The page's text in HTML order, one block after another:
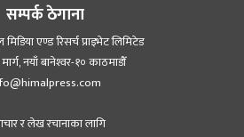
सम्पर्क ठेगाना
एण्ड रिसर्च प्राइभेट लिमिटेड
नयाँ बानेश्‍वर-१० काठमाडौँ
र लेख रचानाका लागि